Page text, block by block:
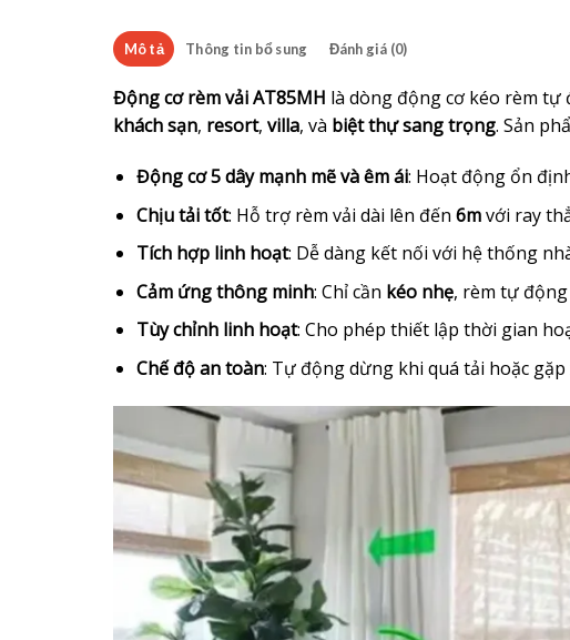
Mô tả Thông tin bổ sung Đánh giá (0)
Động cơ rèm vải AT85MH là dòng động cơ kéo rèm tự
khách sạn, resort, villa, và biệt thự sang trọng. Sản
Động cơ 5 dây mạnh mẽ và êm ái: Hoạt động ổn
Chịu tải tốt: Hỗ trợ rèm vải dài lên đến 6mvới ray
Tích hợp linh hoạt: Dễ dàng kết nối với hệ thống
Cảm ứng thông minh: Chỉ cần kéo nhẹ, rèm tự
Tùy chỉnh linh hoạt: Cho phép thiết lập thời gian
Chế độ an toàn: Tự động dừng khi quá tải hoặc